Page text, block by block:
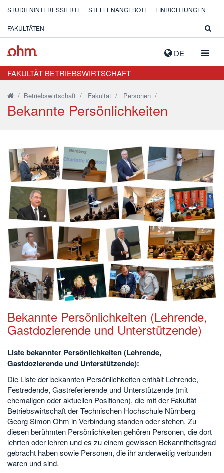
DE
STUDIENINTERESSIERTE STELLENANGEBOTE EINRICHTUNGEN
FAKULTÄTEN
FAKULTÄT BETRIEBSWIRTSCHAFT
/ Betriebswirtschaft / Fakultät / Personen /
Bekannte Persönlichkeiten
Bekannte Persönlichkeiten (Lehrende,
Gastdozierende und Unterstützende)
Liste bekannter Persönlichkeiten (Lehrende,
Gastdozierende und Unterstützende):
Die Liste der bekannten Persönlichkeiten enthält Lehrende,
Festredende, Gastreferierende und Unterstützende (mit
ehemaligen oder aktuellen Positionen), die mit der Fakultät
Betriebswirtschaft der Technischen Hochschule Nürnberg
Georg Simon Ohm in Verbindung standen oder stehen. Zu
diesen berühmten Persönlichkeiten gehören Personen, die dort
lehrten oder lehren und es zu einem gewissen Bekanntheitsgrad
gebracht haben sowie Personen, die ihr anderweitig verbunden
waren und sind.